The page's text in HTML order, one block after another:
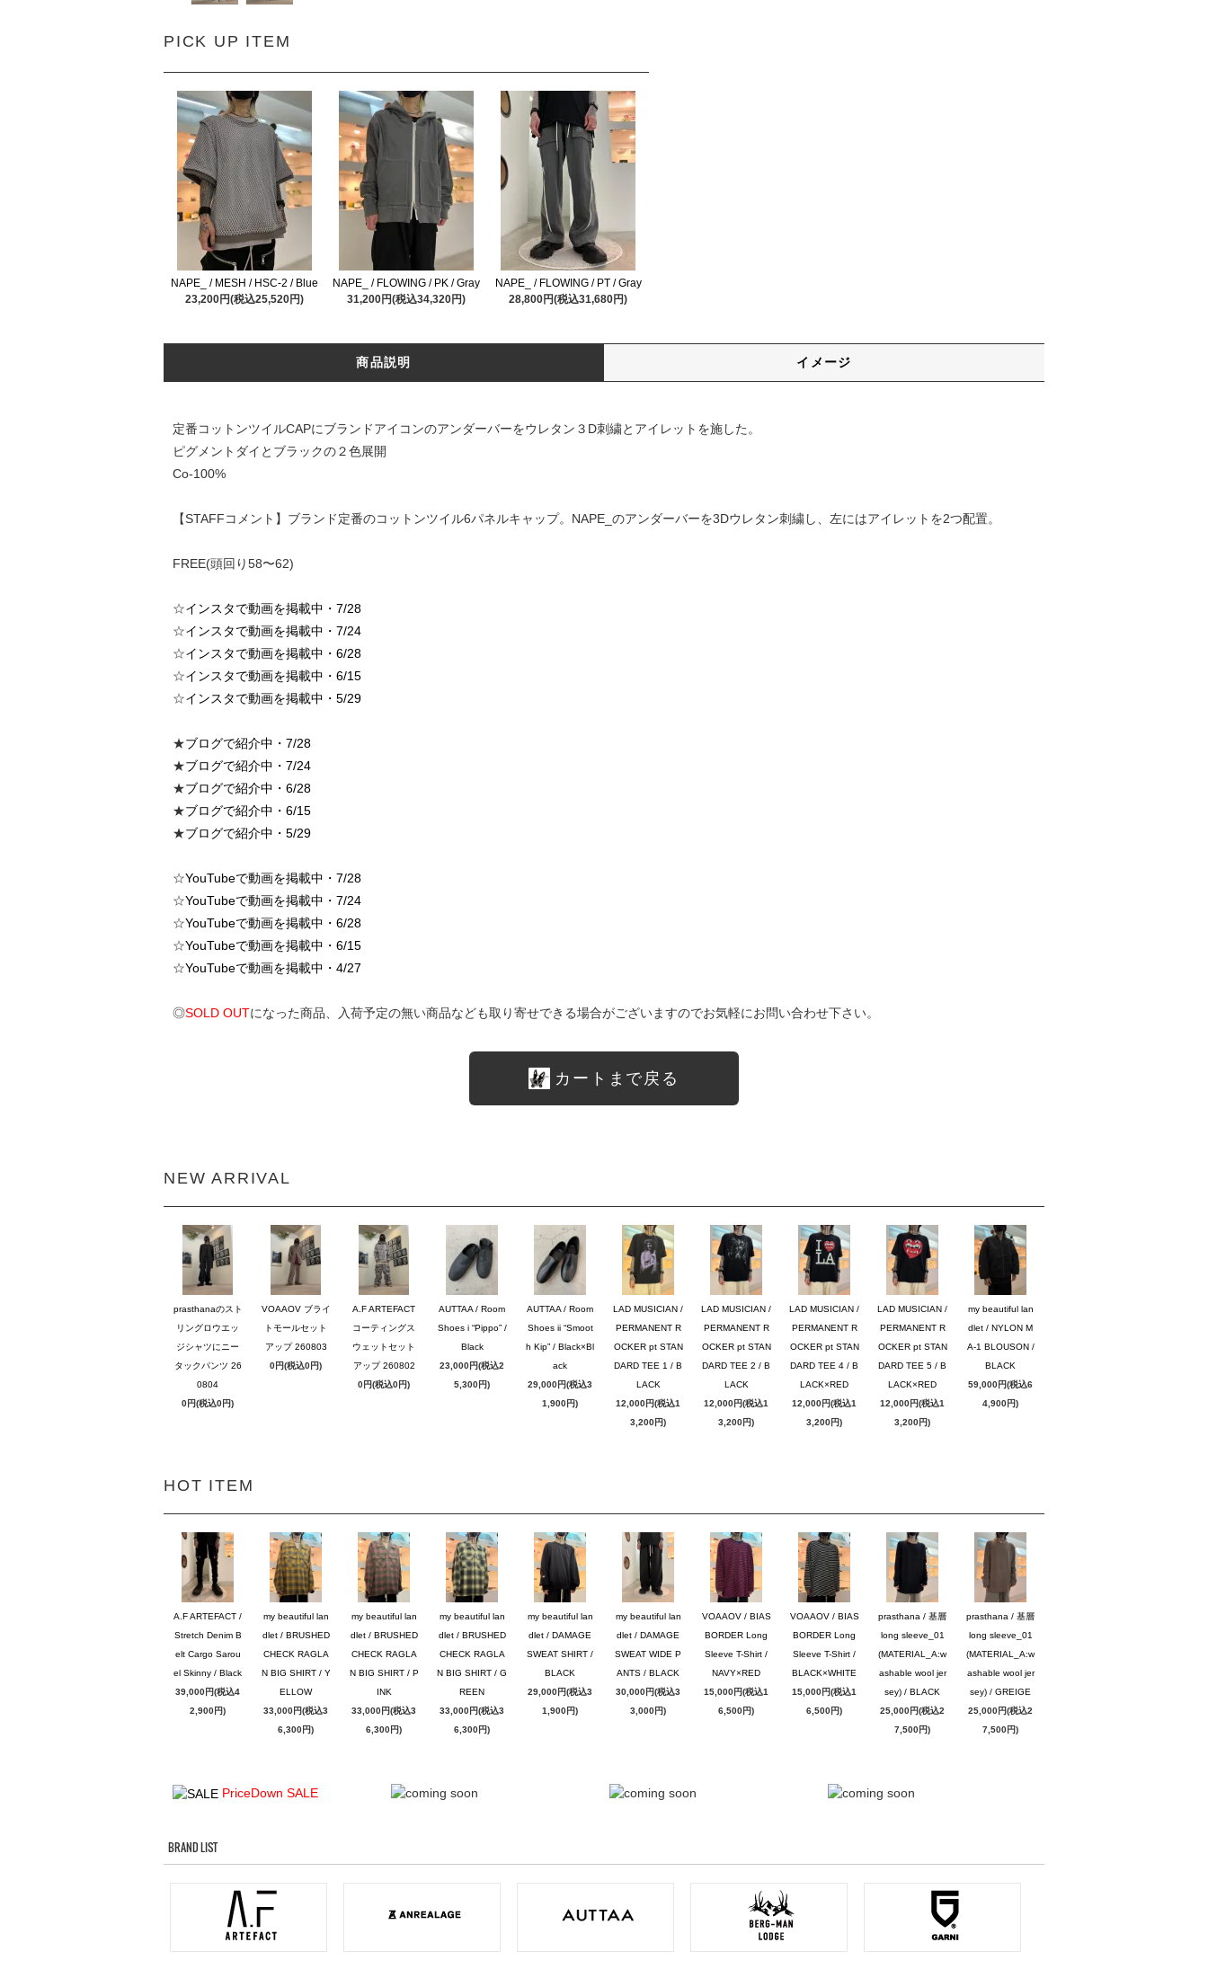
PICK UP ITEM
NAPE_ / MESH / HSC-2 / Blue
23,200円(税込25,520円)
NAPE_ / FLOWING / PK / Gray
31,200円(税込34,320円)
NAPE_ / FLOWING / PT / Gray
28,800円(税込31,680円)
商品説明 イメージ
定番コットンツイルCAPにブランドアイコンのアンダーバーをウレタン３D刺繍とアイレットを施した。
ピグメントダイとブラックの２色展開
Co-100%
【STAFFコメント】ブランド定番のコットンツイル6パネルキャップ。NAPE_のアンダーバーを3Dウレタン刺繍し、左にはアイレットを2つ配置。
FREE(頭回り58〜62)
☆インスタで動画を掲載中・7/28
☆インスタで動画を掲載中・7/24
☆インスタで動画を掲載中・6/28
☆インスタで動画を掲載中・6/15
☆インスタで動画を掲載中・5/29
★ブログで紹介中・7/28
★ブログで紹介中・7/24
★ブログで紹介中・6/28
★ブログで紹介中・6/15
★ブログで紹介中・5/29
☆YouTubeで動画を掲載中・7/28
☆YouTubeで動画を掲載中・7/24
☆YouTubeで動画を掲載中・6/28
☆YouTubeで動画を掲載中・6/15
☆YouTubeで動画を掲載中・4/27
◎SOLD OUTになった商品、入荷予定の無い商品なども取り寄せできる場合がございますのでお気軽にお問い合わせ下さい。
カートまで戻る
NEW ARRIVAL
prasthanaのスト
リングロウエッ
ジシャツにニー
タックパンツ 26
0804
0円(税込0円)
VOAAOV ブライ
トモールセット
アップ 260803
0円(税込0円)
A.F ARTEFACT
コーティングス
ウェットセット
アップ 260802
0円(税込0円)
AUTTAA / Room
Shoes i “Pippo” /
Black
23,000円(税込2
5,300円)
AUTTAA / Room
Shoes ii “Smoot
h Kip” / Black×Bl
ack
29,000円(税込3
1,900円)
LAD MUSICIAN /
PERMANENT R
OCKER pt STAN
DARD TEE 1 / B
LACK
12,000円(税込1
3,200円)
LAD MUSICIAN /
PERMANENT R
OCKER pt STAN
DARD TEE 2 / B
LACK
12,000円(税込1
3,200円)
LAD MUSICIAN /
PERMANENT R
OCKER pt STAN
DARD TEE 4 / B
LACK×RED
12,000円(税込1
3,200円)
LAD MUSICIAN /
PERMANENT R
OCKER pt STAN
DARD TEE 5 / B
LACK×RED
12,000円(税込1
3,200円)
my beautiful lan
dlet / NYLON M
A-1 BLOUSON /
BLACK
59,000円(税込6
4,900円)
HOT ITEM
A.F ARTEFACT /
Stretch Denim B
elt Cargo Sarou
el Skinny / Black
39,000円(税込4
2,900円)
my beautiful lan
dlet / BRUSHED
CHECK RAGLA
N BIG SHIRT / Y
ELLOW
33,000円(税込3
6,300円)
my beautiful lan
dlet / BRUSHED
CHECK RAGLA
N BIG SHIRT / P
INK
33,000円(税込3
6,300円)
my beautiful lan
dlet / BRUSHED
CHECK RAGLA
N BIG SHIRT / G
REEN
33,000円(税込3
6,300円)
my beautiful lan
dlet / DAMAGE
SWEAT SHIRT /
BLACK
29,000円(税込3
1,900円)
my beautiful lan
dlet / DAMAGE
SWEAT WIDE P
ANTS / BLACK
30,000円(税込3
3,000円)
VOAAOV / BIAS
BORDER Long
Sleeve T-Shirt /
NAVY×RED
15,000円(税込1
6,500円)
VOAAOV / BIAS
BORDER Long
Sleeve T-Shirt /
BLACK×WHITE
15,000円(税込1
6,500円)
prasthana / 基層
long sleeve_01
(MATERIAL_A:w
ashable wool jer
sey) / BLACK
25,000円(税込2
7,500円)
prasthana / 基層
long sleeve_01
(MATERIAL_A:w
ashable wool jer
sey) / GREIGE
25,000円(税込2
7,500円)
PriceDown SALE
BRAND LIST